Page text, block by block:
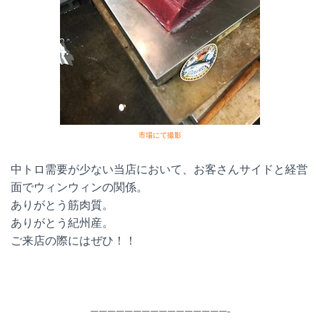
市場にて撮影
中トロ需要が少ない当店において、お客さんサイドと経営
面でウィンウィンの関係。
ありがとう筋肉質。
ありがとう紀州産。
ご来店の際にはぜひ！！
————————————————-